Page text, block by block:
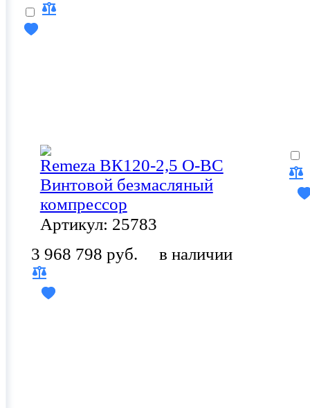
Remeza ВК120-2,5 О-ВС
Винтовой безмасляный
компрессор
Артикул: 25783
3 968 798 руб.
в наличии